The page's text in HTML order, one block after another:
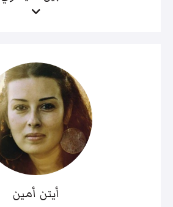
أيتن أمين